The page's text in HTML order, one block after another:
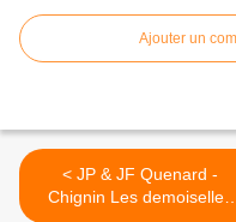
Ajouter un
< JP & JF Quenard -
Chignin Les demoiselles